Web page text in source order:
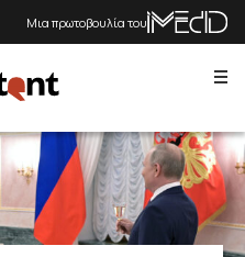
Μια πρωτοβουλία του